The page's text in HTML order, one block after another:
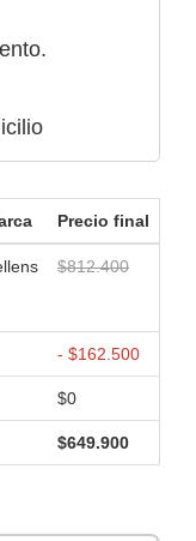
Precio final
$812.400
- $162.500
$0
$649.900